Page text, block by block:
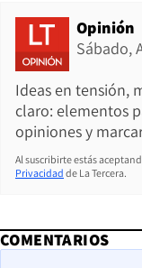
Opinión
Sábado,
Ideas en tensión,
claro: elementos
opiniones y
Al suscribirte estás
Privacidad de La Tercera.
COMENTARIOS